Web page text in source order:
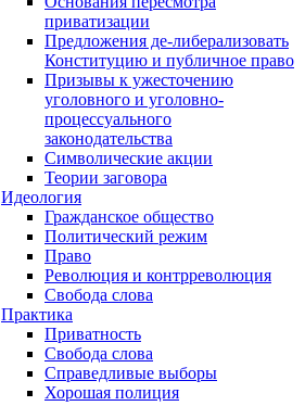
приватизации
Предложения де-либерализовать
Конституцию и публичное право
Призывы к ужесточению
уголовного и уголовно-
процессуального
законодательства
Символические акции
Теории заговора
Идеология
Гражданское общество
Политический режим
Право
Революция и контрреволюция
Свобода слова
Практика
Приватность
Свобода слова
Справедливые выборы
Хорошая полиция